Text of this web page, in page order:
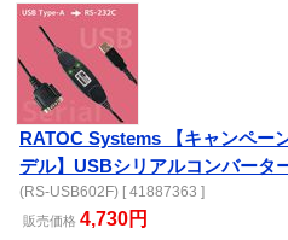
RATOC Systems 【キャンペー
デル】USBシリアルコンバータ
(RS-USB602F) [ 41887363 ]
販売価格4,730円